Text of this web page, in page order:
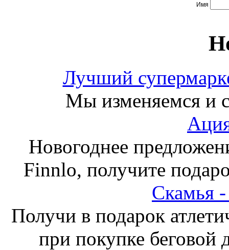
Имя
Лучший
Мы изменяемся и
Новогоднее
Finnlo, получите
Получи в подарок
при покупке беговой